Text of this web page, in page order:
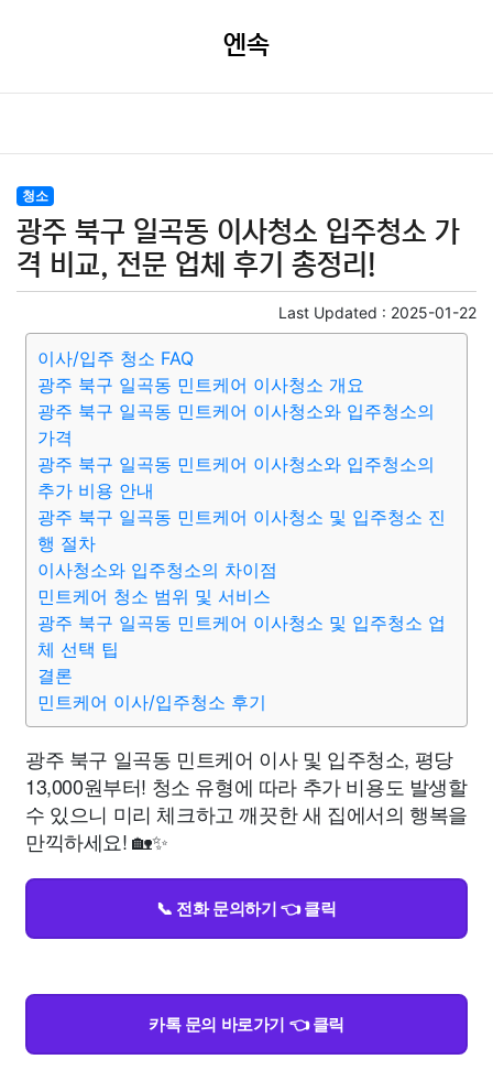
엔속
청소
광주 북구 일곡동 이사청소 입주청소 가
격 비교, 전문 업체 후기 총정리!
Last Updated : 2025-01-22
이사/입주 청소 FAQ
광주 북구 일곡동 민트케어 이사청소 개요
광주 북구 일곡동 민트케어 이사청소와 입주청소의
가격
광주 북구 일곡동 민트케어 이사청소와 입주청소의
추가 비용 안내
광주 북구 일곡동 민트케어 이사청소 및 입주청소 진
행 절차
이사청소와 입주청소의 차이점
민트케어 청소 범위 및 서비스
광주 북구 일곡동 민트케어 이사청소 및 입주청소 업
체 선택 팁
결론
민트케어 이사/입주청소 후기
광주 북구 일곡동 민트케어 이사 및 입주청소, 평당
13,000원부터! 청소 유형에 따라 추가 비용도 발생할
수 있으니 미리 체크하고 깨끗한 새 집에서의 행복을
만끽하세요! 🏡✨
📞 전화 문의하기 👈 클릭
카톡 문의 바로가기 👈 클릭